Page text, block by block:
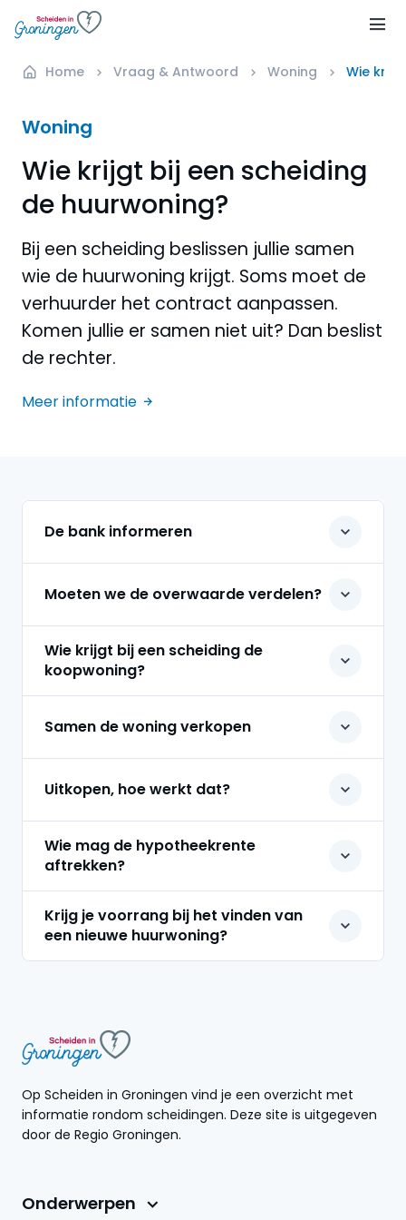
Home Vraag & Antwoord Woning Wie
Woning
Wie krijgt bij een scheiding
de huurwoning?
Bij een scheiding beslissen jullie samen
wie de huurwoning krijgt. Soms moet de
verhuurder het contract aanpassen.
Komen jullie er samen niet uit? Dan beslist
de rechter.
Meer informatie
Gerelateerde zoekopdrachten
De bank informeren
Moeten we de overwaarde verdelen?
Wie krijgt bij een scheiding de
koopwoning?
Samen de woning verkopen
Uitkopen, hoe werkt dat?
Wie mag de hypotheekrente
aftrekken?
Krijg je voorrang bij het vinden van
een nieuwe huurwoning?
Op Scheiden in Groningen vind je een overzicht met
informatie rondom scheidingen. Deze site is uitgegeven
door de Regio Groningen.
Onderwerpen